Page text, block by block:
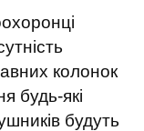
колонок
будь-які
будуть